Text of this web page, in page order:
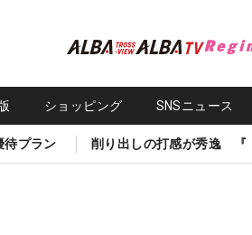
ショッピング SNSニュース
待プラン 削り出しの打感が秀逸 『